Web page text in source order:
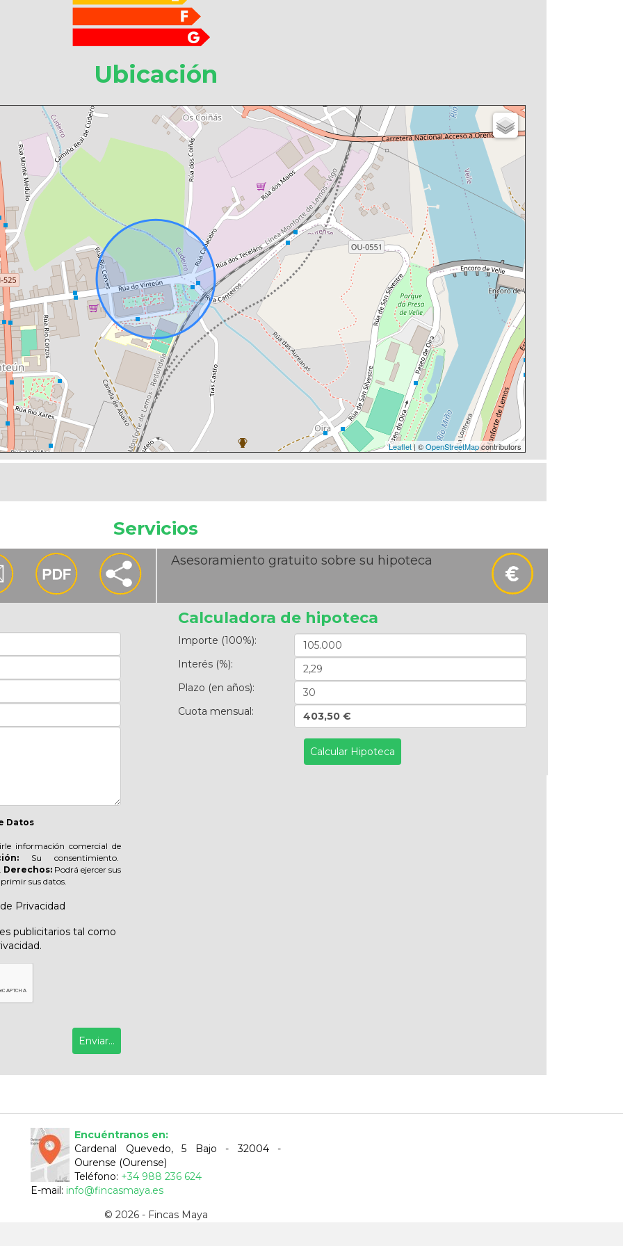
Ubicación
Leaflet| ©OpenStreetMapcontributors
Servicios
Datos
información comercial de
Su consentimiento.
Derechos:Podrá ejercer sus
sus datos.
Privacidad
publicitarios tal como
Asesoramiento gratuito sobre su hipoteca
Calculadora de hipoteca
Importe (100%):
Interés (%):
Plazo (en años):
Cuota mensual:
403,50 €
Encuéntranos en:
Cardenal Quevedo, 5 Bajo - 32004 -
Ourense (Ourense)
Teléfono: +34 988 236 624
E-mail: info@fincasmaya.es
© 2026 - Fincas Maya